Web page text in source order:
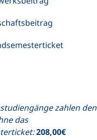
zahlen den
das
208,00€